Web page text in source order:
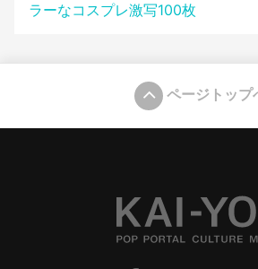
ラーなコスプレ激写100枚
ページトップ